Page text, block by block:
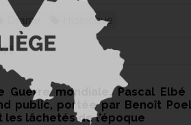
Drame Historique
Guerre mondiale, Pascal
public, portée par Benoît
lâchetés de l’époque